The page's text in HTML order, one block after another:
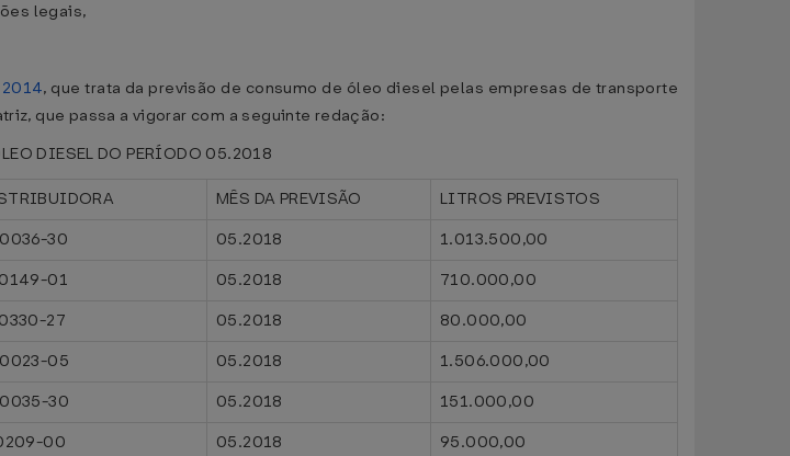
legais,
, que trata da previsão de consumo de óleo diesel pelas empresas de transporte
que passa a vigorar com a seguinte redação:
DIESEL DO PERÍODO 05.2018
MÊS DA PREVISÃO
LITROS PREVISTOS
30 05.2018
1.013.500,00
01 05.2018
710.000,00
27 05.2018
80.000,00
05 05.2018
1.506.000,00
30 05.2018
151.000,00
00 05.2018
95.000,00